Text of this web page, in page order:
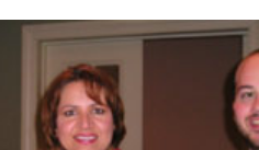
Sophia Dance ТАНЦЕВАЛЬНЫЕ
] Alliance Fencing Academy